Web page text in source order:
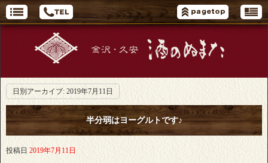
日別アーカイブ: 2019年7月11日
半分弱はヨーグルトです♪
投稿日 2019年7月11日